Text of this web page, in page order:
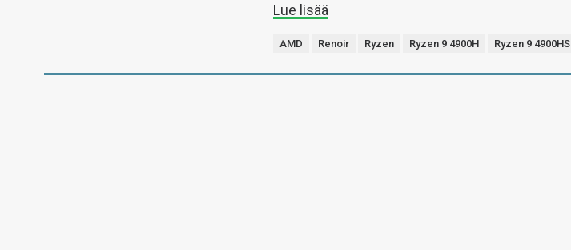
Lue lisää
AMD Renoir Ryzen Ryzen 9 4900H Ryzen 9 4900HS